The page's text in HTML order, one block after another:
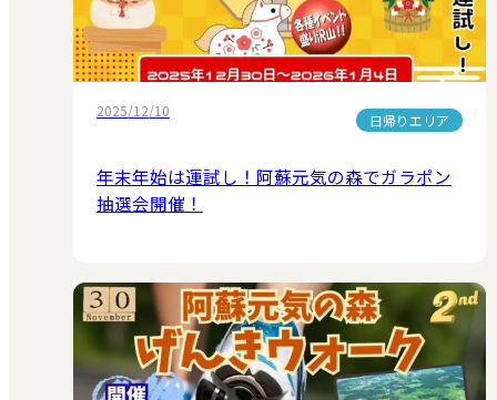
2025/12/10
日帰りエリア
年末年始は運試し！阿蘇元気の森でガラポン
抽選会開催！